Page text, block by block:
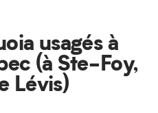
usagés à
(à Ste-Foy,
Lévis)